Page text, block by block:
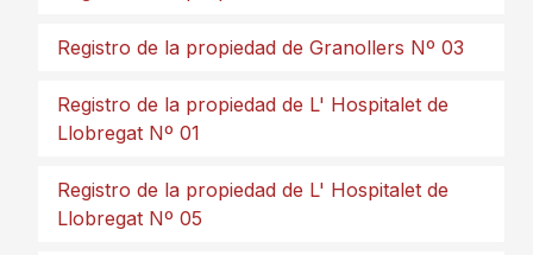
Registro de la propiedad de Granollers Nº 03
Registro de la propiedad de L' Hospitalet de
Llobregat Nº 01
Registro de la propiedad de L' Hospitalet de
Llobregat Nº 05